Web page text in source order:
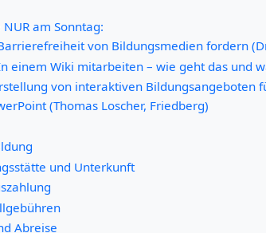
am Sonntag:
von Bildungsmedien fordern
einem Wiki mitarbeiten – wie geht das und
von interaktiven
(Thomas Loscher, Friedberg)
und Unterkunft
Abreise